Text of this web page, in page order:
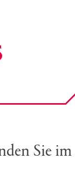
Sie